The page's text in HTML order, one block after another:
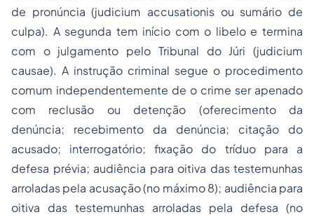
de pronúncia (judicium accusationis ou sumário de
culpa). A segunda tem início com o libelo e termina
com o julgamento pelo Tribunal do Júri (judicium
causae). A instrução criminal segue o procedimento
comum independentemente de o crime ser apenado
com reclusão ou detenção (oferecimento da
denúncia; recebimento da denúncia; citação do
acusado; interrogatório; fixação do tríduo para a
defesa prévia; audiência para oitiva das testemunhas
arroladas pela acusação (no máximo 8); audiência para
oitiva das testemunhas arroladas pela defesa (no